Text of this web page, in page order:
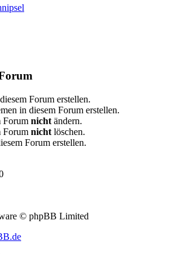
Forum erstellen.
in diesem Forum erstellen.
Forum nicht ändern.
Forum nicht löschen.
Forum erstellen.
© phpBB Limited